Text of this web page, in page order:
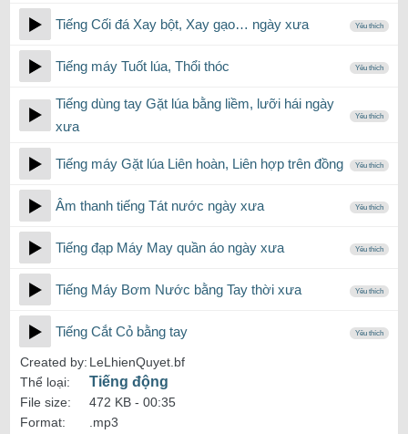
Tiếng Cối đá Xay bột, Xay gạo… ngày xưa Yêu thích
Tiếng máy Tuốt lúa, Thổi thóc Yêu thích
Tiếng dùng tay Gặt lúa bằng liềm, lưỡi hái ngày
xưa
Yêu thích
Tiếng máy Gặt lúa Liên hoàn, Liên hợp trên đồng Yêu thích
Âm thanh tiếng Tát nước ngày xưa Yêu thích
Tiếng đạp Máy May quần áo ngày xưa Yêu thích
Tiếng Máy Bơm Nước bằng Tay thời xưa Yêu thích
Tiếng Cắt Cỏ bằng tay Yêu thích
Created by: LeLhienQuyet.bf
Thể loại:
Tiếng động
File size: 472 KB - 00:35
Format:
.mp3